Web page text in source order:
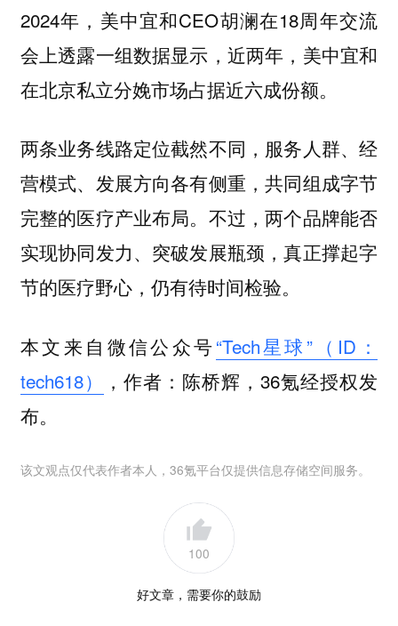
2024年，美中宜和CEO胡澜在18周年交流
会上透露一组数据显示，近两年，美中宜和
在北京私立分娩市场占据近六成份额。
两条业务线路定位截然不同，服务人群、经
营模式、发展方向各有侧重，共同组成字节
完整的医疗产业布局。不过，两个品牌能否
实现协同发力、突破发展瓶颈，真正撑起字
节的医疗野心，仍有待时间检验。
本文来自微信公众号“Tech星球”（ID：
tech618）
，作者：陈桥辉，36氪经授权发
布。
该文观点仅代表作者本人，36氪平台仅提供信息存储空间服务。
100
好文章，需要你的鼓励